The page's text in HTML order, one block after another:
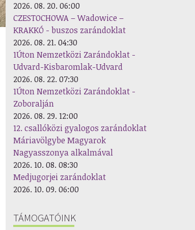
2026. 08. 20. 06:00
CZESTOCHOWA – Wadowice –
KRAKKÓ - buszos zarándoklat
2026. 08. 21. 04:30
1Úton Nemzetközi Zarándoklat -
Udvard-Kisbaromlak-Udvard
2026. 08. 22. 07:30
1Úton Nemzetközi Zarándoklat -
Zoboralján
2026. 08. 29. 12:00
12. csallóközi gyalogos zarándoklat
Máriavölgybe Magyarok
Nagyasszonya alkalmával
2026. 10. 08. 08:30
Medjugorjei zarándoklat
2026. 10. 09. 06:00
TÁMOGATÓINK